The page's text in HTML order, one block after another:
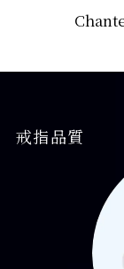
戒指品質